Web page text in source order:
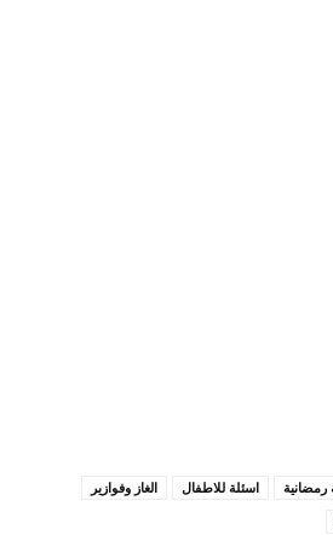
رمضانية اسئلة للاطفال
الغاز وفوازير